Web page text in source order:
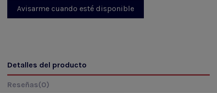
Detalles del producto
Reseñas(0)